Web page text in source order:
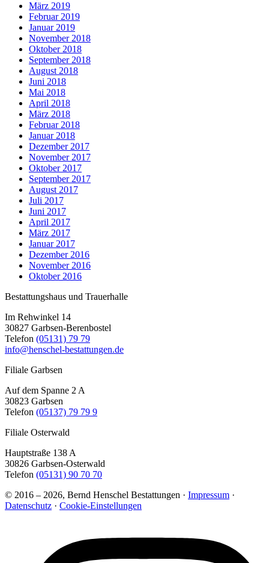
März 2019
Februar 2019
Januar 2019
November 2018
Oktober 2018
September 2018
August 2018
Juni 2018
Mai 2018
April 2018
März 2018
Februar 2018
Januar 2018
Dezember 2017
November 2017
Oktober 2017
September 2017
August 2017
Juli 2017
Juni 2017
April 2017
März 2017
Januar 2017
Dezember 2016
November 2016
Oktober 2016
Bestattungshaus und Trauerhalle
Im Rehwinkel 14
30827 Garbsen-Berenbostel
Telefon (05131) 79 79
info@henschel-bestattungen.de
Filiale Garbsen
Auf dem Spanne 2 A
30823 Garbsen
Telefon (05137) 79 79 9
Filiale Osterwald
Hauptstraße 138 A
30826 Garbsen-Osterwald
Telefon (05131) 90 70 70
© 2016 – 2026, Bernd Henschel Bestattungen · Impressum ·
Datenschutz · Cookie-Einstellungen